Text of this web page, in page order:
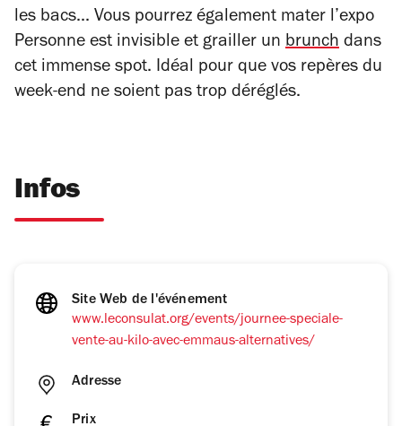
les bacs... Vous pourrez également mater l’expo
Personne est invisible et grailler un brunch dans
cet immense spot. Idéal pour que vos repères du
week-end ne soient pas trop déréglés.
Infos
Site Web de l'événement
www.leconsulat.org/events/journee-speciale-
vente-au-kilo-avec-emmaus-alternatives/
Adresse
Prix